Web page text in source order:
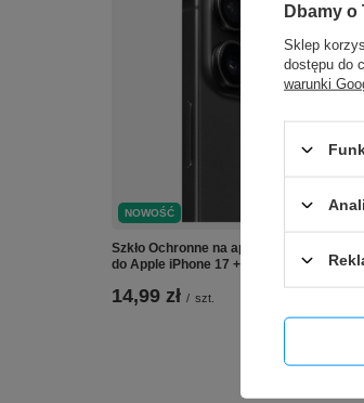
NOWOŚĆ
Szkło Ochronne na aparat obiektyw
do Apple iPhone 17 + Aplikator
14,99 zł / szt.
Dbamy o
Sklep
dostępu do
warunki